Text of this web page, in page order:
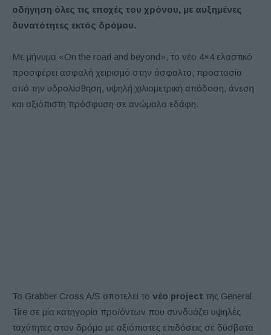
οδήγηση όλες τις εποχές του χρόνου, με αυξημένες
δυνατότητες εκτός δρόμου.
Με μήνυμα «On the road and beyond», το νέο 4×4 ελαστικό
προσφέρει ασφαλή χειρισμό στην άσφαλτο, προστασία
από την υδρολίσθηση, υψηλή χιλιομετρική απόδοση, άνεση
και αξιόπιστη πρόσφυση σε ανώμαλα εδάφη.
Το Grabber Cross A/S αποτελεί το νέο project της General
Tire σε μία κατηγορία προϊόντων που συνδυάζει υψηλές
ταχύτητες στον δρόμο με αξιόπιστες επιδόσεις σε δύσβατα